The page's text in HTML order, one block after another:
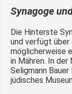
Synagoge
Die Hinterste
und verfügt über
möglicherweise
in Mähren. In
Seligmann
jüdisches